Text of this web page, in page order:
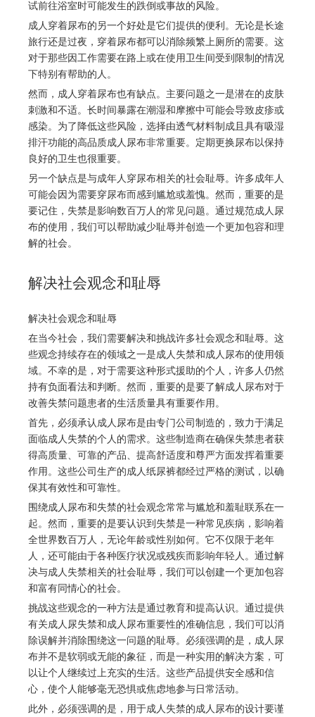
试前往浴室时可能发生的跌倒或事故的风险。
成人穿着尿布的另一个好处是它们提供的便利。无论是长途
旅行还是过夜，穿着尿布都可以消除频繁上厕所的需要。这
对于那些因工作需要在路上或在使用卫生间受到限制的情况
下特别有帮助的人。
然而，成人穿着尿布也有缺点。主要问题之一是潜在的皮肤
刺激和不适。长时间暴露在潮湿和摩擦中可能会导致皮疹或
感染。为了降低这些风险，选择由透气材料制成且具有吸湿
排汗功能的高品质成人尿布非常重要。定期更换尿布以保持
良好的卫生也很重要。
另一个缺点是与成年人穿尿布相关的社会耻辱。许多成年人
可能会因为需要穿尿布而感到尴尬或羞愧。然而，重要的是
要记住，失禁是影响数百万人的常见问题。通过规范成人尿
布的使用，我们可以帮助减少耻辱并创造一个更加包容和理
解的社会。
解决社会观念和耻辱
解决社会观念和耻辱
在当今社会，我们需要解决和挑战许多社会观念和耻辱。这
些观念持续存在的领域之一是成人失禁和成人尿布的使用领
域。不幸的是，对于需要这种形式援助的个人，许多人仍然
持有负面看法和判断。然而，重要的是要了解成人尿布对于
改善失禁问题患者的生活质量具有重要作用。
首先，必须承认成人尿布是由专门公司制造的，致力于满足
面临成人失禁的个人的需求。这些制造商在确保失禁患者获
得高质量、可靠的产品、提高舒适度和尊严方面发挥着重要
作用。这些公司生产的成人纸尿裤都经过严格的测试，以确
保其有效性和可靠性。
围绕成人尿布和失禁的社会观念常常与尴尬和羞耻联系在一
起。然而，重要的是要认识到失禁是一种常见疾病，影响着
全世界数百万人，无论年龄或性别如何。它不仅限于老年
人，还可能由于各种医疗状况或残疾而影响年轻人。通过解
决与成人失禁相关的社会耻辱，我们可以创建一个更加包容
和富有同情心的社会。
挑战这些观念的一种方法是通过教育和提高认识。通过提供
有关成人尿失禁和成人尿布重要性的准确信息，我们可以消
除误解并消除围绕这一问题的耻辱。必须强调的是，成人尿
布并不是软弱或无能的象征，而是一种实用的解决方案，可
以让个人继续过上充实的生活。这些产品提供安全感和信
心，使个人能够毫无恐惧或焦虑地参与日常活动。
此外，必须强调的是，用于成人失禁的成人尿布的设计要谨